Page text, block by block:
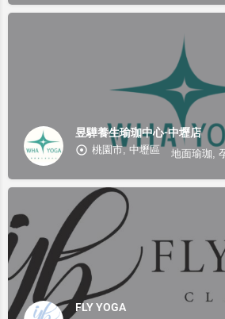
昱驊養生瑜珈中心-中壢店
桃園市, 中壢區 地面瑜珈,
FLY YOGA